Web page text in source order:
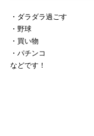
・ダラダラ過ごす
・野球
・買い物
・パチンコ
などです！